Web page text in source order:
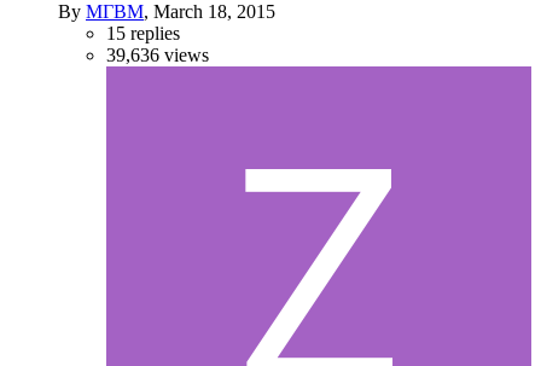
By МГВМ, March 18, 2015
15 replies
39,636 views